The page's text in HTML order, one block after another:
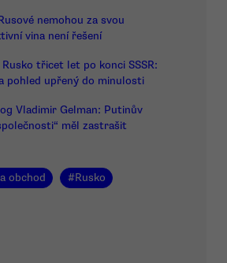
nemohou za svou
vina není řešení
Rusko třicet let po konci SSSR:
pohled upřený do minulosti
Vladimir Gelman: Putinův
měl zastrašit
obchod #Rusko